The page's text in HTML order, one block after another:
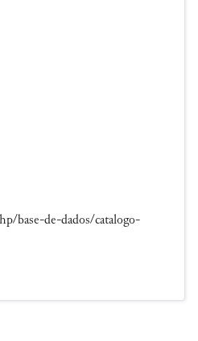
base-de-dados/catalogo-